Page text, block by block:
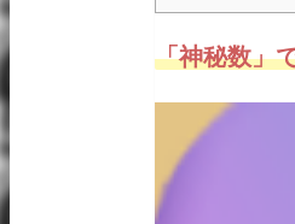
「神秘数」